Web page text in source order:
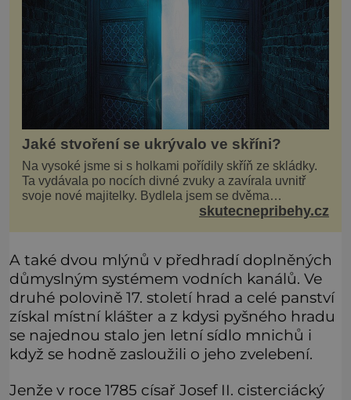
Jaké stvoření se ukrývalo ve skříni?
Na vysoké jsme si s holkami pořídily skříň ze skládky.
Ta vydávala po nocích divné zvuky a zavírala uvnitř
svoje nové majitelky. Bydlela jsem se dvěma
kamarádkami a bavilo nás zvelebovat si náš byt. Skoro
skutecnepribehy.cz
A také dvou mlýnů v předhradí doplněných
důmyslným systémem vodních kanálů. Ve
druhé polovině 17. století hrad a celé panství
získal místní klášter a z kdysi pyšného hradu
se najednou stalo jen letní sídlo mnichů i
když se hodně zasloužili o jeho zvelebení.
Jenže v roce 1785 císař Josef II. cisterciácký